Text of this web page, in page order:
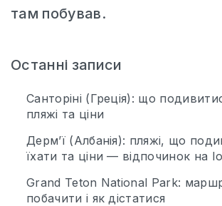
там побував.
Останні записи
Санторіні (Греція): що
пляжі та ціни
Дерм’ї (Албанія): пляжі, що
їхати та ціни — відпочинок на
Grand Teton National Park:
побачити і як дістатися